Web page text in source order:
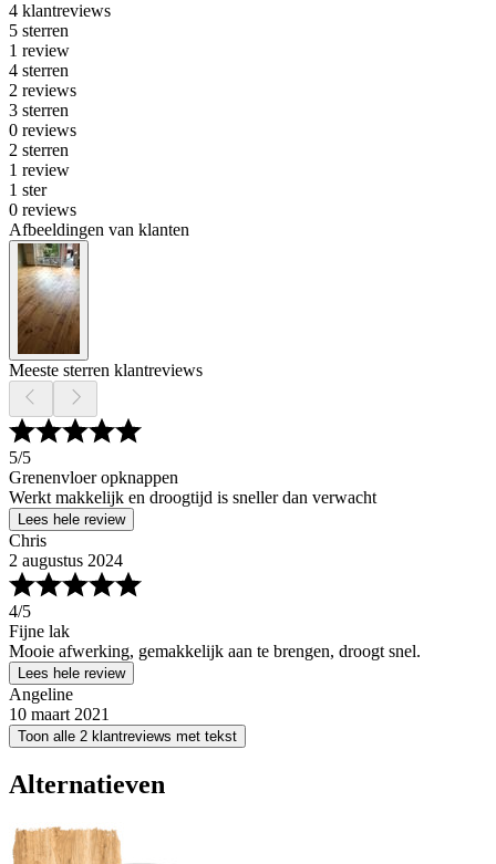
4 klantreviews
5 sterren
1 review
4 sterren
2 reviews
3 sterren
0 reviews
2 sterren
1 review
1 ster
0 reviews
Afbeeldingen van klanten
Meeste sterren klantreviews
5/5
Grenenvloer opknappen
Werkt makkelijk en droogtijd is sneller dan verwacht
Lees hele review
Chris
2 augustus 2024
4/5
Fijne lak
Mooie afwerking, gemakkelijk aan te brengen, droogt snel.
Lees hele review
Angeline
10 maart 2021
Toon alle 2 klantreviews met tekst
Alternatieven